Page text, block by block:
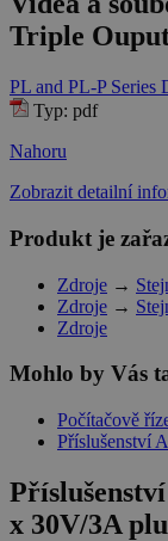
Triple
PL and PL-P Series
Typ: pdf
Nahoru
Zobrazit detailní
Produkt je
Zdroje →
Zdroje →
Zdroje
Mohlo by Vás
Počítačově
Příslušenství
Příslušenství
x 30V/3A